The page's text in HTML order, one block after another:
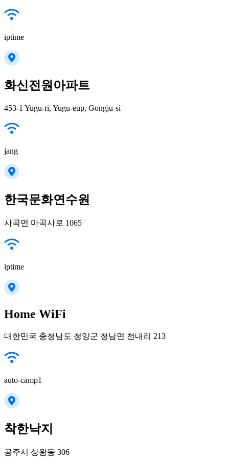
iptime
화신전원아파트
453-1 Yugu-ri, Yugu-eup, Gongju-si
jang
한국문화연수원
사곡면 마곡사로 1065
iptime
Home WiFi
대한민국 충청남도 청양군 청남면 천내리 213
auto-camp1
착한낙지
공주시 상왕동 306